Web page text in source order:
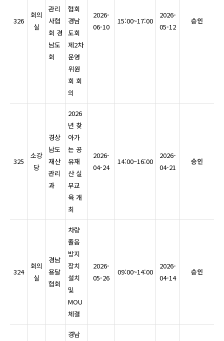
326
회의
실
관리
사협
회 경
남도
회
협회
경남
도회
제2차
운영
위원
회 회
의
2026-
06-10
15:00~17:00
2026-
05-12
승인
325
소강
당
경상
남도
재산
관리
과
2026
년 찾
아가
는 공
유재
산 실
무교
육 개
최
2026-
04-24
14:00~16:00
2026-
04-21
승인
324
회의
실
경남
용달
협회
차량
졸음
방지
장치
설치
및
MOU
체결
2026-
05-26
09:00~14:00
2026-
04-14
승인
경남